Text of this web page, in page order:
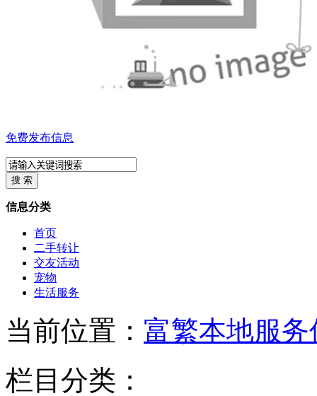
免费发布信息
信息分类
首页
二手转让
交友活动
宠物
生活服务
当前位置： 富繁本地服务
栏目分类：